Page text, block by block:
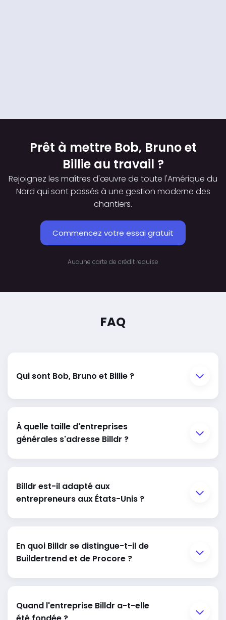
Prêt à mettre Bob, Bruno et
Billie au travail ?
Rejoignez les maîtres d'œuvre de toute l'Amérique du
Nord qui sont passés à une gestion moderne des
chantiers.
Commencez votre essai gratuit
Aucune carte de crédit requise
FAQ
Qui sont Bob, Bruno et Billie ?
À quelle taille d'entreprises
générales s'adresse Billdr ?
Billdr est-il adapté aux
entrepreneurs aux États-Unis ?
En quoi Billdr se distingue-t-il de
Buildertrend et de Procore ?
Quand l'entreprise Billdr a-t-elle